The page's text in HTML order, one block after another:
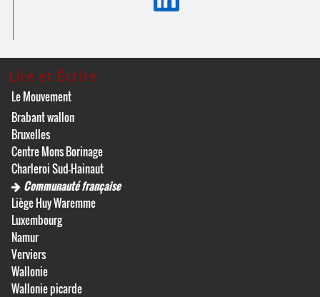
Lire et Écrire
Le Mouvement
Brabant wallon
Bruxelles
Centre Mons Borinage
Charleroi Sud-Hainaut
Communauté française
Liège Huy Waremme
Luxembourg
Namur
Verviers
Wallonie
Wallonie picarde